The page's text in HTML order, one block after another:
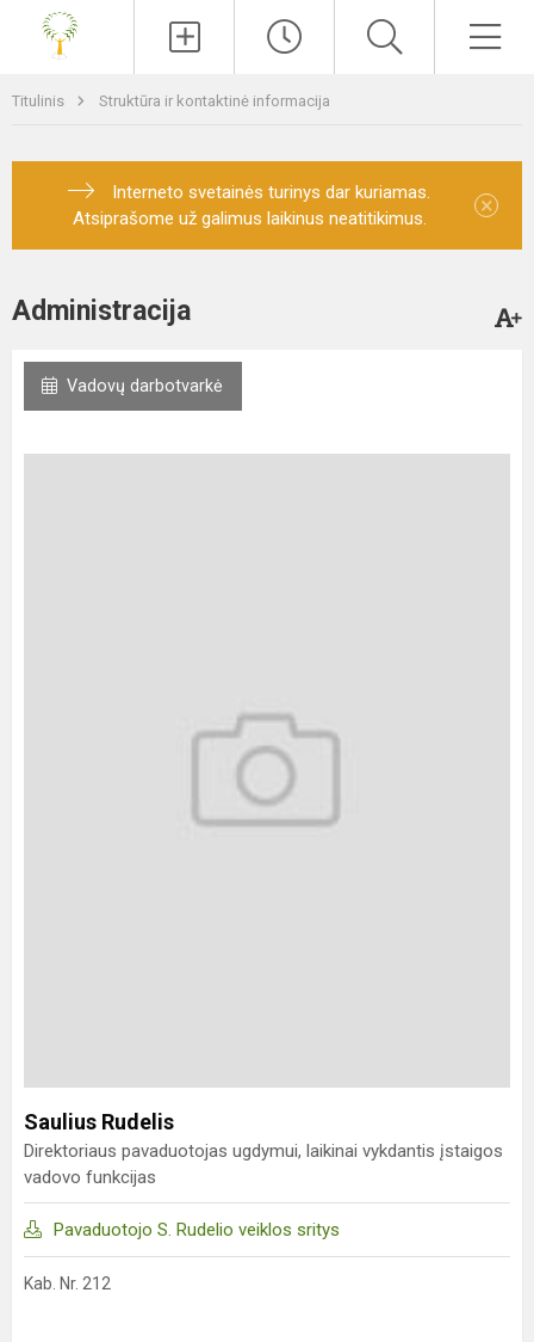
Titulinis Struktūra ir kontaktinė informacija
Interneto svetainės turinys dar kuriamas.
Atsiprašome už galimus laikinus neatitikimus.
×
Administracija
Vadovų darbotvarkė
Saulius Rudelis
Direktoriaus pavaduotojas ugdymui, laikinai vykdantis įstaigos
vadovo funkcijas
Pavaduotojo S. Rudelio veiklos sritys
Kab. Nr. 212